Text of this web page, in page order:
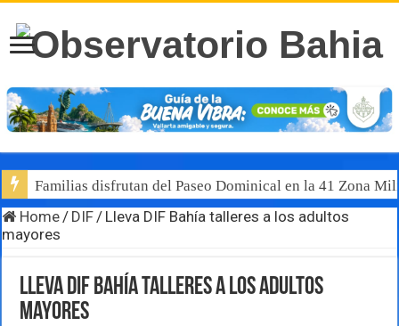
Familias disfrutan del Paseo Dominical en la 41 Zona
Home / DIF / Lleva DIF Bahía talleres a los adultos
mayores
Lleva DIF Bahía talleres a los adultos
mayores